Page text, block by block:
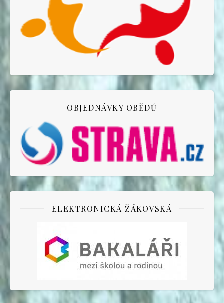
OBJEDNÁVKY OBĚDŮ
ELEKTRONICKÁ ŽÁKOVSKÁ